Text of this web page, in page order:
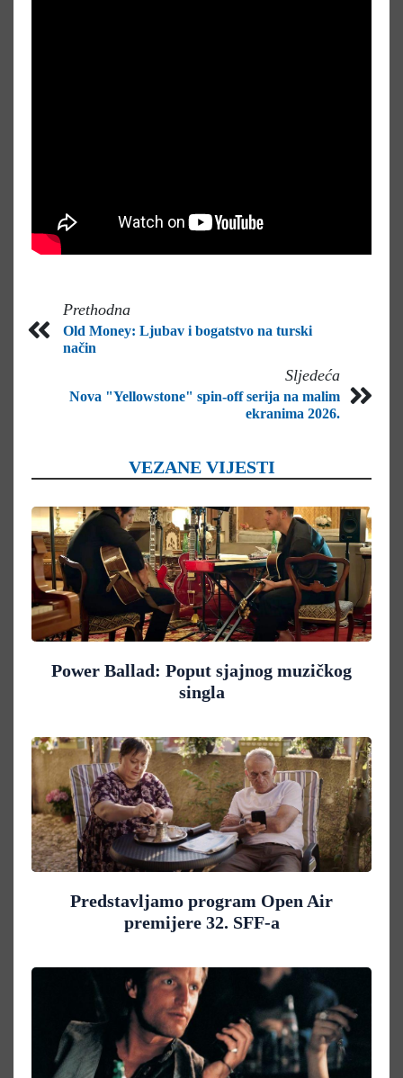
Prethodna
Old Money: Ljubav i bogatstvo na turski
način
Sljedeća
Nova "Yellowstone" spin-off serija na malim
ekranima 2026.
VEZANE VIJESTI
Power Ballad: Poput sjajnog muzičkog
singla
Predstavljamo program Open Air
premijere 32. SFF-a